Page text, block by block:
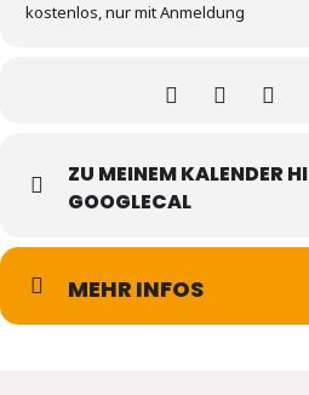
kostenlos, nur mit Anmeldung
ZU MEINEM KALENDER
GOOGLECAL
MEHR INFOS